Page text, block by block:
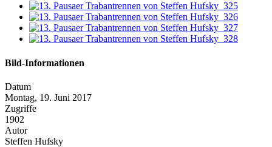
Bild-Informationen
Datum
Montag, 19. Juni 2017
Zugriffe
1902
Autor
Steffen Hufsky